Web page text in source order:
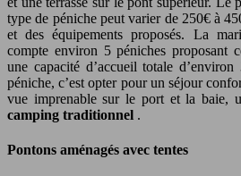
type de péniche peut varier de 250€ à
et des équipements proposés. La
compte environ 5 péniches proposant
une capacité d’accueil totale
péniche, c’est opter pour un séjour
vue imprenable sur le port et la baie,
camping traditionnel .
Pontons aménagés avec tentes